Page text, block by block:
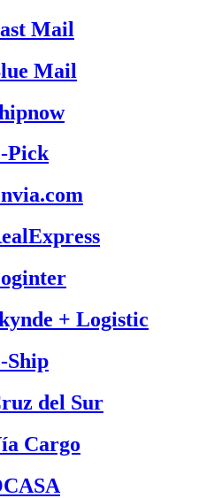
Mail
Mail
Pick
+ Logistic
Ship
del Sur
Cargo